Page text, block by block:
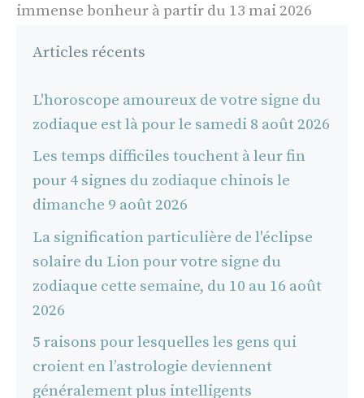
immense bonheur à partir du 13 mai 2026
Articles récents
L'horoscope amoureux de votre signe du
zodiaque est là pour le samedi 8 août 2026
Les temps difficiles touchent à leur fin
pour 4 signes du zodiaque chinois le
dimanche 9 août 2026
La signification particulière de l'éclipse
solaire du Lion pour votre signe du
zodiaque cette semaine, du 10 au 16 août
2026
5 raisons pour lesquelles les gens qui
croient en l’astrologie deviennent
généralement plus intelligents